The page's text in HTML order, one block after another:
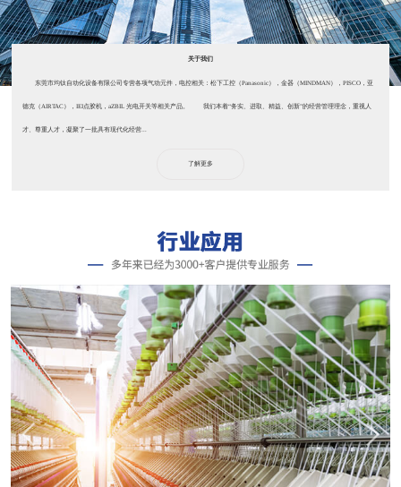
关于我们
东莞市均钛自动化设备有限公司专营各项气动元件，电控相关：松下工控（Panasonic），金器（MINDMAN），PISCO，亚
德克（AIRTAC），IEI点胶机，aZBIL 光电开关等相关产品。 我们本着“务实、进取、精益、创新”的经营管理理念，重视人
才、尊重人才，凝聚了一批具有现代化经营...
了解更多